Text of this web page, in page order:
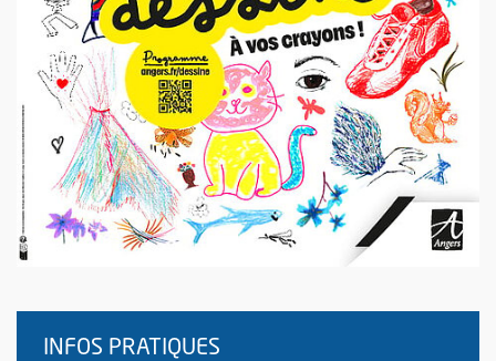
INFOS PRATIQUES